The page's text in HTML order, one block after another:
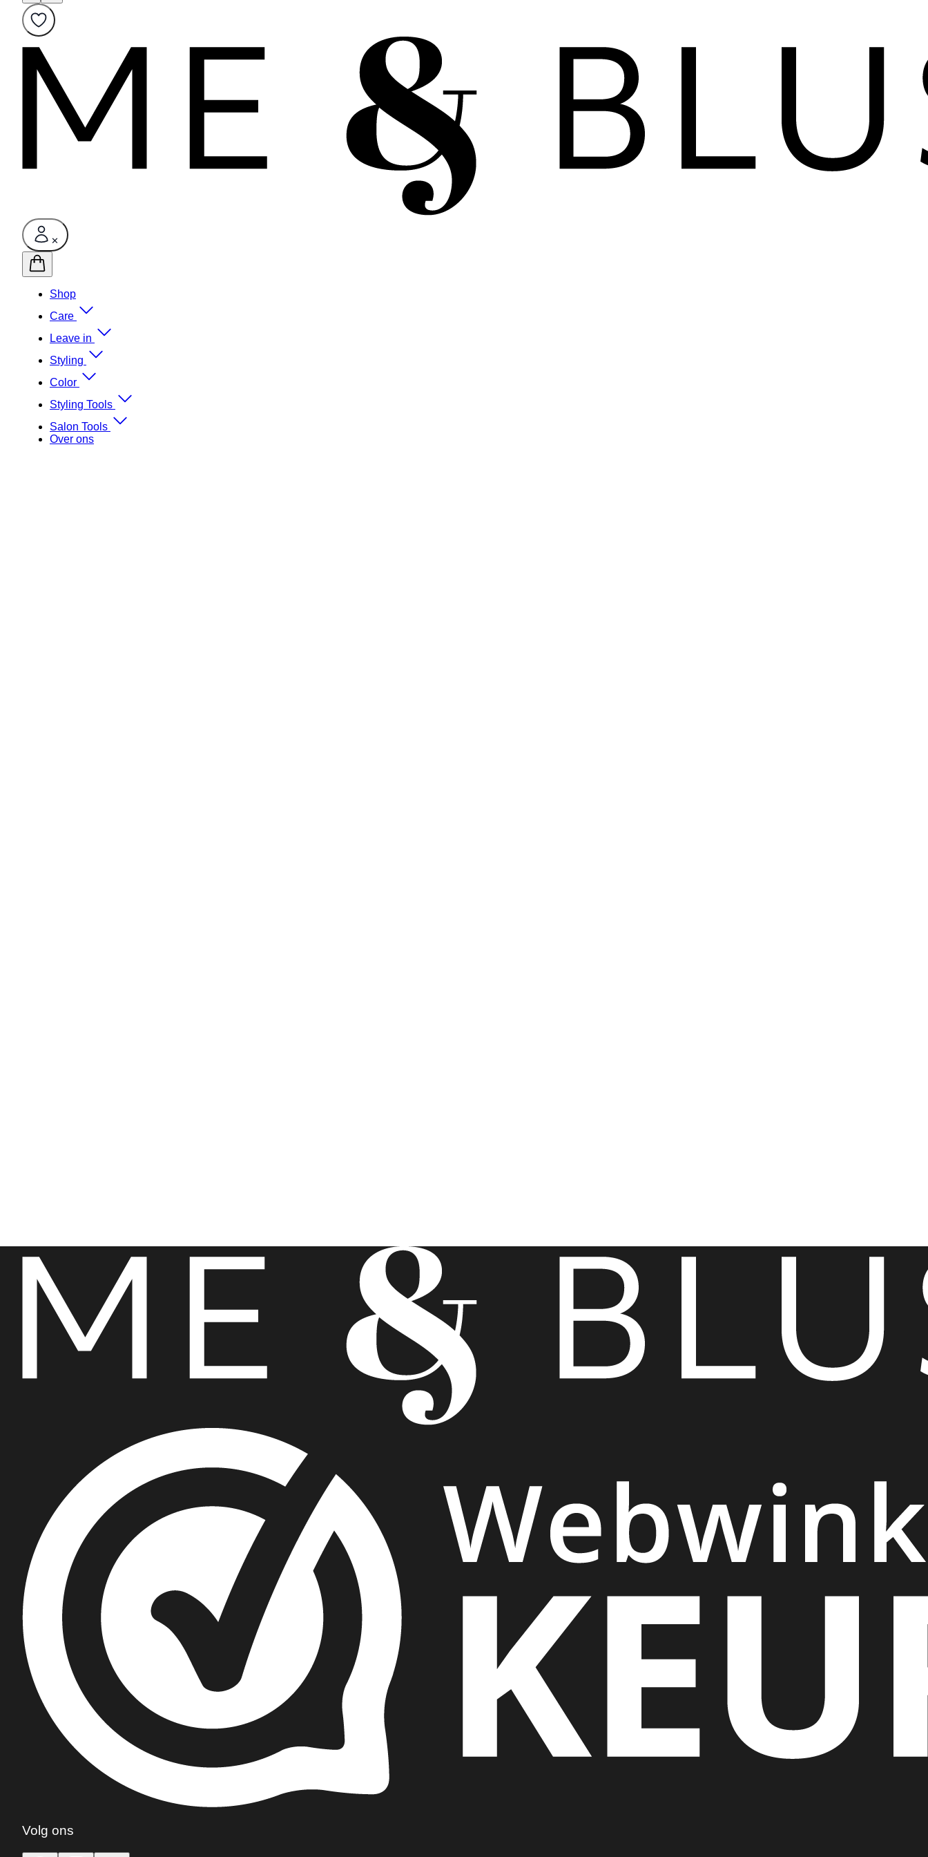
✕
Shop
Care
Leave in
Styling
Color
Styling Tools
Salon Tools
Over ons
Volg ons